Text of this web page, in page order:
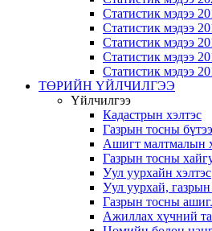
Статистик мэдээ
Статистик мэдээ
Статистик мэдээ
Статистик мэдээ
Статистик мэдээ
ТӨРИЙН ҮЙЛЧИЛГЭЭ
Үйлчилгээ
Кадастрын хэлтэс
Газрын тосны
Ашигт малтмалын
Газрын тосны
Уул уурхайн хэлтэс
Уул уурхай,
Газрын тосны
Ажиллах хүчний